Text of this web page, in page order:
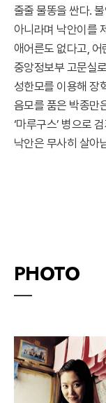
줄줄 물똥을 싼다.
아니라며 낙안이를
애어른도 없다고,
중앙정보부 고문실
성한모를 이용해 장
음모를 품은 박종만
‘마루구스’ 병으로
낙안은 무사히 살아
PHOTO